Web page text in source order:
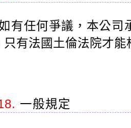
有任何爭議，本公司
只有法國土倫法院才
一般規定